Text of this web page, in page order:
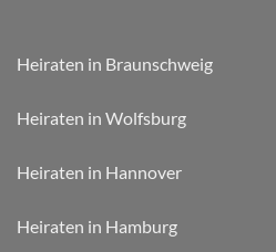
Heiraten in Braunschweig
Heiraten in Wolfsburg
Heiraten in Hannover
Heiraten in Hamburg